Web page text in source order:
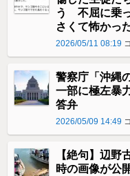
う 不屈に乗
さくて怖かっ
2026/05/11 08:19
警察庁「沖縄
一部に極左暴
答弁
2026/05/09 14:49
【絶句】辺野
時の画像が公